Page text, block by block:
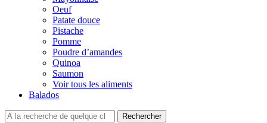
Oeuf
Patate douce
Pistache
Pomme
Poudre d’amandes
Quinoa
Saumon
Voir tous les aliments
Balados